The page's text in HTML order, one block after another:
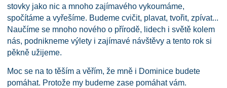
stovky jako nic a mnoho zajímavého vykoumáme,
spočítáme a vyřešíme. Budeme cvičit, plavat, tvořit, zpívat...
Naučíme se mnoho nového o přírodě, lidech i světě kolem
nás, podnikneme výlety i zajímavé návštěvy a tento rok si
pěkně užijeme.
Moc se na to těším a věřím, že mně i Dominice budete
pomáhat. Protože my budeme zase pomáhat vám.